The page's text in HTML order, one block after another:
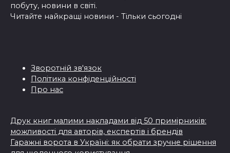
побуту, новини в світі.
Читайте найкращі новини - Тільки сьогодні
Зворотній зв'язок
Політика конфіденційності
Про нас
Друк книг малими накладами від 50 примірників:
можливості для авторів, експертів і брендів
Гаражні ворота в Україні: як обрати зручне рішення